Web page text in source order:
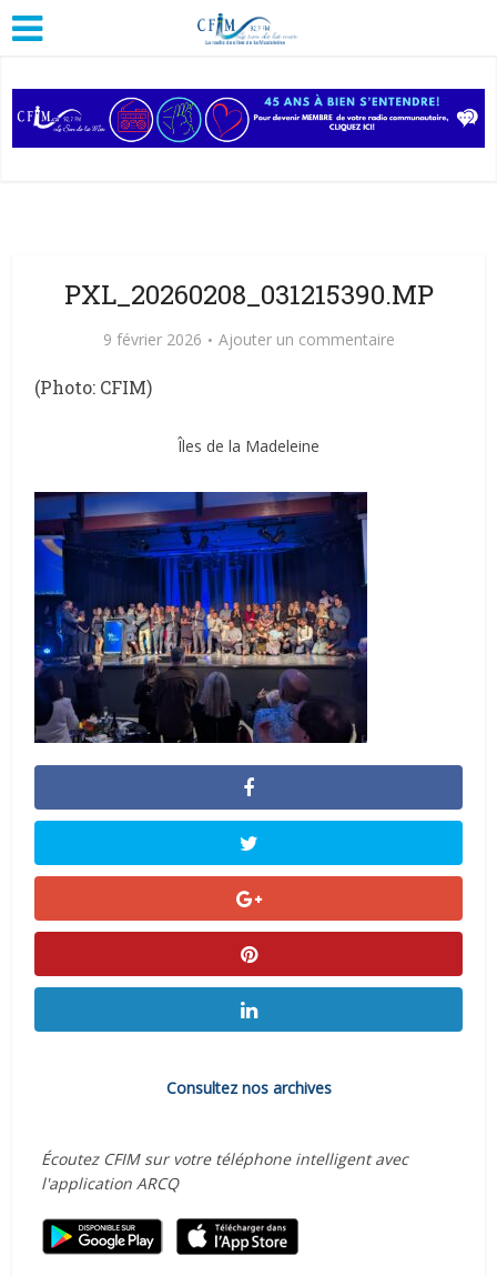
PXL_20260208_031215390.MP
9 février 2026 Ajouter un commentaire
(Photo: CFIM)
Îles de la Madeleine
Consultez nos archives
Écoutez CFIM sur votre téléphone intelligent avec
l'application ARCQ